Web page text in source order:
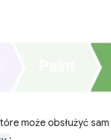
może obsłużyć